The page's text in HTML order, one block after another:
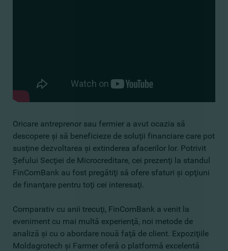
Oricare antreprenor sau fermier a avut ocazia să
descopere şi să beneficieze de soluţii financiare care pot
susţine dezvoltarea şi extinderea afacerilor lor. Potrivit
Şefului Secţiei de Microcreditare, cei prezenţi la standul
FinComBank au fost pregătiţi să ofere sfaturi şi opţiuni
de finanţare pentru toţi cei interesaţi.
Comparativ cu anii trecuţi, FinComBank a venit la
eveniment cu mai multă experienţă, noi metode de
analiză şi cu o abordare nouă faţă de client. Expoziţiile
Moldagrotech şi Farmer oferă o platformă excelentă